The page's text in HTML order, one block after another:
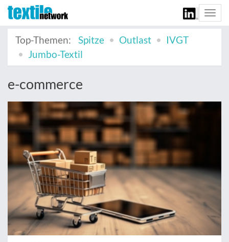
Top-Themen:
Spitze Outlast
IVGT
Jumbo-Textil
e-commerce